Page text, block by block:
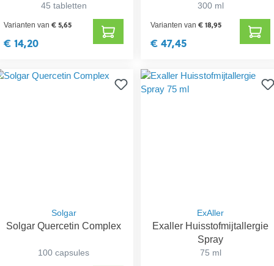
45 tabletten
Varianten van€ 5,65
€ 14,20
300 ml
Varianten van€ 18,95
€ 47,45
Solgar
Solgar Quercetin Complex
100 capsules
ExAller
Exaller Huisstofmijtallergie
Spray
75 ml